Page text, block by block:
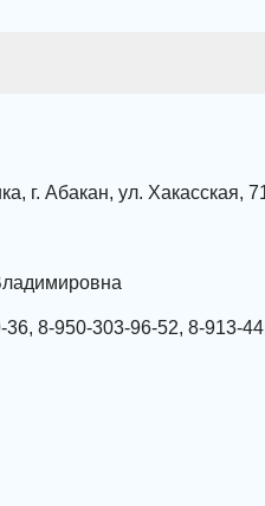
г. Абакан, ул. Хакасская,
8-950-303-96-52, 8-913-